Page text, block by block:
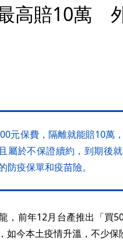
高賠10萬
元保費，隔離就能賠10萬
屬於不保證續約，到期後
疫保單和疫苗險。
，前年12月台產推出「買
如今本土疫情升溫，不少保